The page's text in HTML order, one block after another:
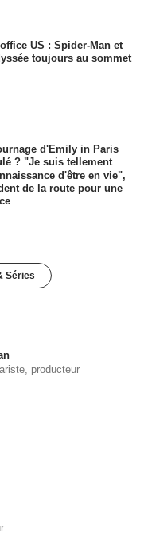
US : Spider-Man et
toujours au sommet
d'Emily in Paris
? "Je suis tellement
d'être en vie",
de la route pour une
Séries
producteur